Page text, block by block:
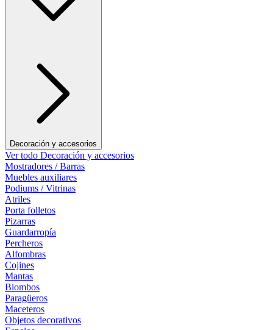
Decoración y accesorios
Ver todo Decoración y accesorios
Mostradores / Barras
Muebles auxiliares
Podiums / Vitrinas
Atriles
Porta folletos
Pizarras
Guardarropía
Percheros
Alfombras
Cojines
Mantas
Biombos
Paragüeros
Maceteros
Objetos decorativos